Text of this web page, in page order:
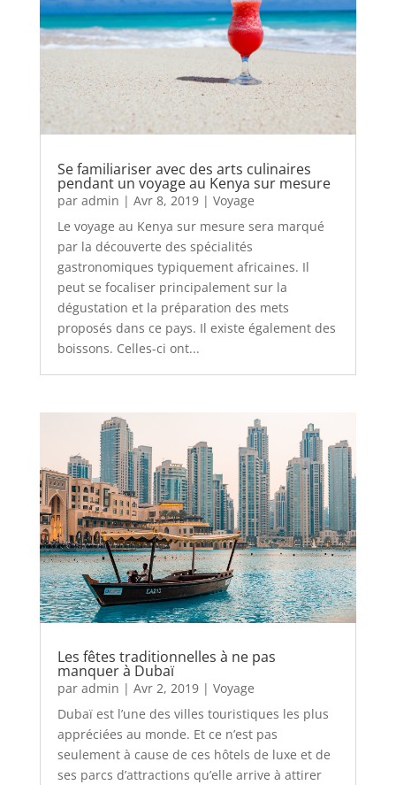
Se familiariser avec des arts culinaires
pendant un voyage au Kenya sur mesure
par admin | Avr 8, 2019| Voyage
Le voyage au Kenya sur mesure sera marqué
par la découverte des spécialités
gastronomiques typiquement africaines. Il
peut se focaliser principalement sur la
dégustation et la préparation des mets
proposés dans ce pays. Il existe également des
boissons. Celles-ci ont...
Les fêtes traditionnelles à ne pas
manquer à Dubaï
par admin | Avr 2, 2019| Voyage
Dubaï est l’une des villes touristiques les plus
appréciées au monde. Et ce n’est pas
seulement à cause de ces hôtels de luxe et de
ses parcs d’attractions qu’elle arrive à attirer